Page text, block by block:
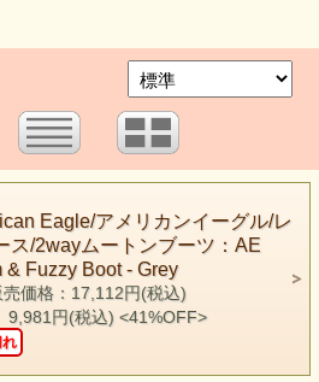
Eagle/アメリカンイーグル/レ
ス/2wayムートンブーツ：AE
& Fuzzy Boot - Grey
売価格：17,112円(税込)
9,981円(税込) <41%OFF>